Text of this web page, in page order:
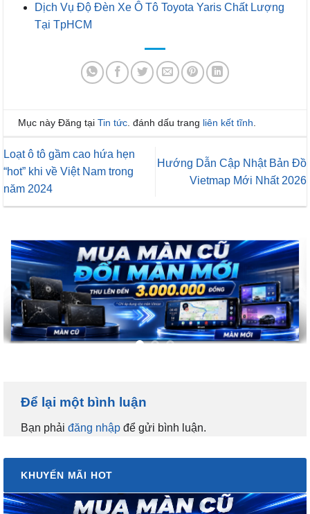
Dịch Vụ Độ Đèn Xe Ô Tô Toyota Yaris Chất Lượng
Tại TpHCM
Mục này Đăng tại Tin tức . đánh dấu trang liên kết tĩnh
Loạt ô tô gầm cao hứa hẹn
“hot” khi về Việt Nam trong
năm 2024
Hướng Dẫn Cập Nhật Bản Đồ
Vietmap Mới Nhất 2026